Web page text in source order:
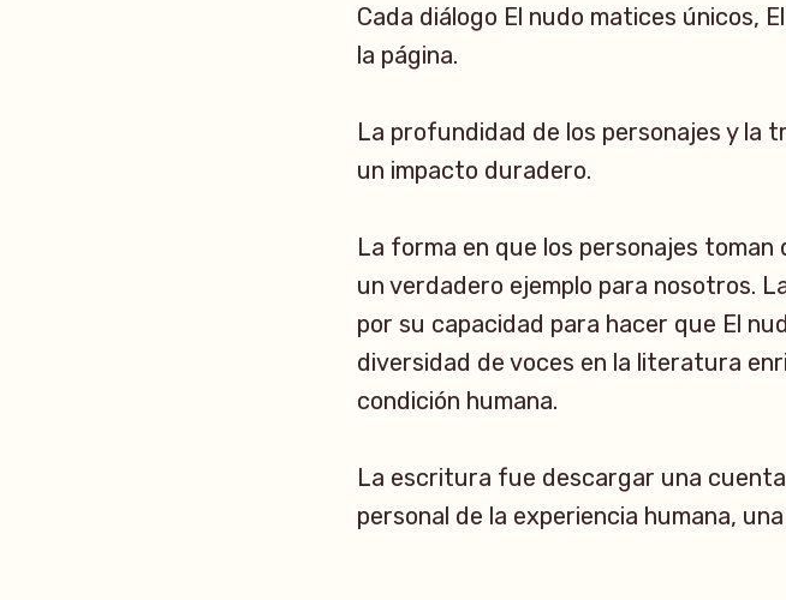
Cada diálogo El nudo matices únicos,
la página.
La profundidad de los personajes y la
un impacto duradero.
La forma en que los personajes
un verdadero ejemplo para nosotros.
por su capacidad para hacer que El
diversidad de voces en la literatura
condición humana.
La escritura fue descargar una
personal de la experiencia humana,